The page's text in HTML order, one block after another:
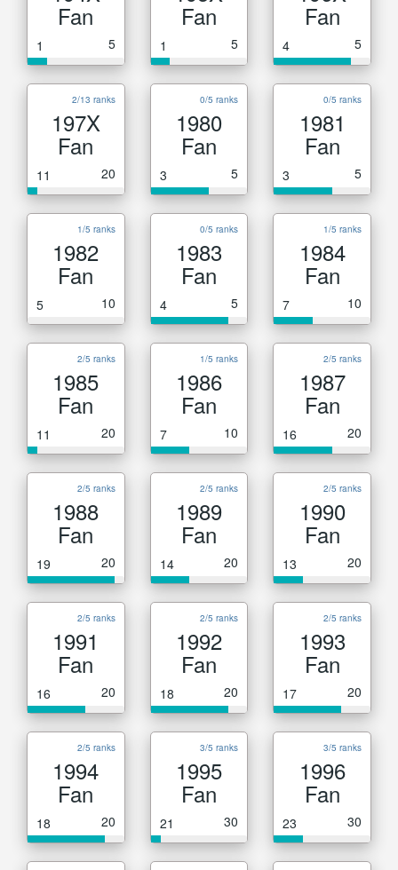
Fan
1 5
Fan
1 5
Fan
4 5
2/13 ranks
197X
Fan
11 20
0/5 ranks
1980
Fan
3 5
0/5 ranks
1981
Fan
3 5
1/5 ranks
1982
Fan
5 10
0/5 ranks
1983
Fan
4 5
1/5 ranks
1984
Fan
7 10
2/5 ranks
1985
Fan
11 20
1/5 ranks
1986
Fan
7 10
2/5 ranks
1987
Fan
16 20
2/5 ranks
1988
Fan
19 20
2/5 ranks
1989
Fan
14 20
2/5 ranks
1990
Fan
13 20
2/5 ranks
1991
Fan
16 20
2/5 ranks
1992
Fan
18 20
2/5 ranks
1993
Fan
17 20
2/5 ranks
1994
Fan
18 20
3/5 ranks
1995
Fan
21 30
3/5 ranks
1996
Fan
23 30